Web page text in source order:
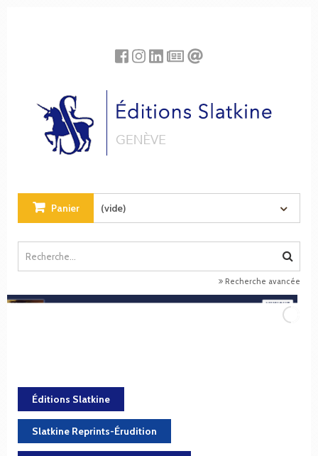
Panier (vide)
Recherche avancée
Éditions Slatkine
Slatkine Reprints-Érudition